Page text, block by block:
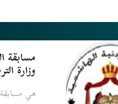
مسابقة
وزارة
هي مسابقة